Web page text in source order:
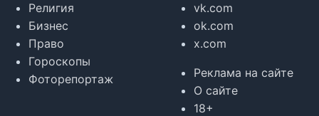
Религия
Бизнес
Право
Гороскопы
Фоторепортаж
vk.com
ok.com
x.com
Реклама на сайте
О сайте
18+